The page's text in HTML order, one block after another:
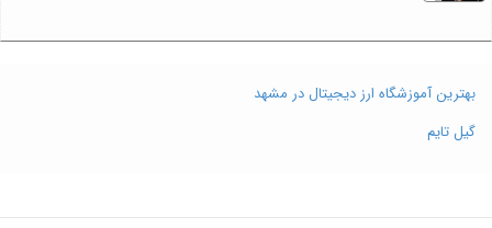
بهترین آموزشگاه ارز دیجیتال در مشهد
گیل تایم